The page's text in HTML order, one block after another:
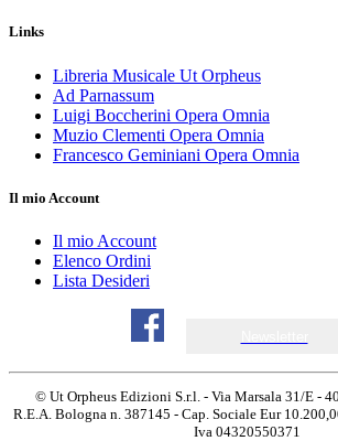
Links
Libreria Musicale Ut Orpheus
Ad Parnassum
Luigi Boccherini Opera Omnia
Muzio Clementi Opera Omnia
Francesco Geminiani Opera Omnia
Il mio Account
Il mio Account
Elenco Ordini
Lista Desideri
© Ut Orpheus Edizioni S.r.l. - Via Marsala 31/E -
R.E.A. Bologna n. 387145 - Cap. Sociale Eur
Iva 04320550371